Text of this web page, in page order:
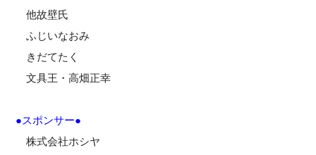
他故壁氏
ふじいなおみ
きだてたく
文具王・高畑正幸
●スポンサー●
株式会社ホシヤ